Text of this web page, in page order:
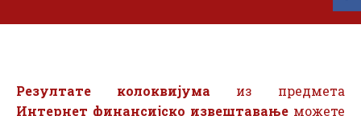
Резултате колоквијума из предмета
Интернет финансијско извештавање можете